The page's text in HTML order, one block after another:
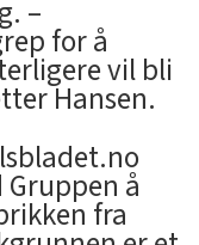
–
for å
vil bli
Hansen.
å
fra